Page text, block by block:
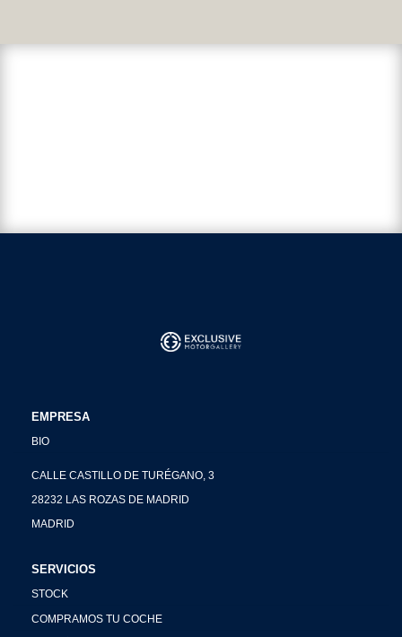
EMPRESA
BIO
CALLE CASTILLO DE TURÉGANO, 3
28232 LAS ROZAS DE MADRID
MADRID
SERVICIOS
STOCK
COMPRAMOS TU COCHE